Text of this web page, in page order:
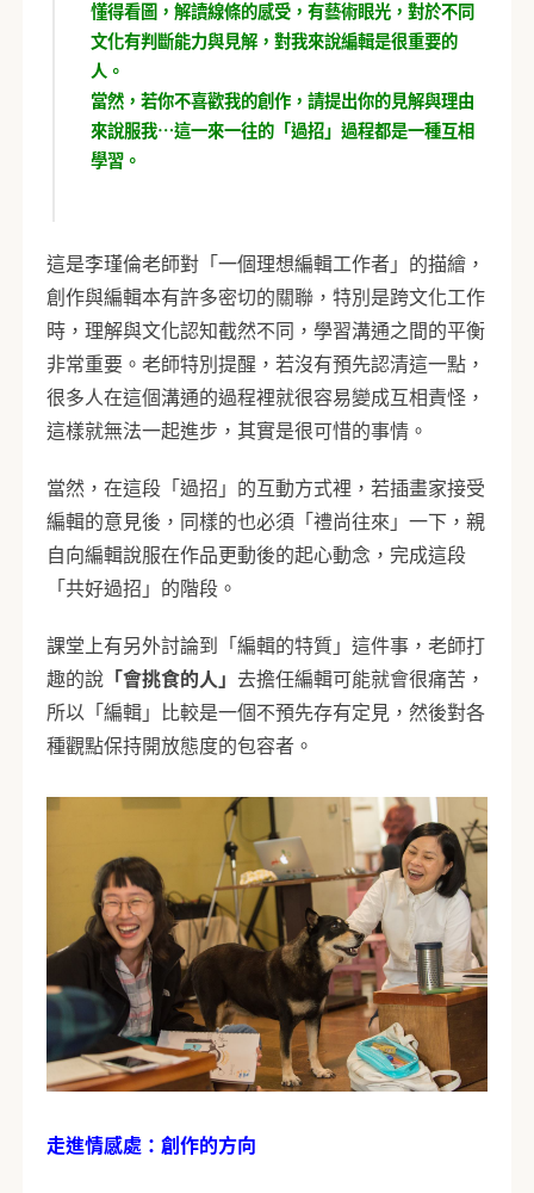
懂得看圖，解讀線條的感受，有藝術眼光，對於不同
文化有判斷能力與見解，對我來說編輯是很重要的
人。
當然，若你不喜歡我的創作，請提出你的見解與理由
來說服我…這一來一往的「過招」過程都是一種互相
學習。
這是李瑾倫老師對「一個理想編輯工作者」的描繪，
創作與編輯本有許多密切的關聯，特別是跨文化工作
時，理解與文化認知截然不同，學習溝通之間的平衡
非常重要。老師特別提醒，若沒有預先認清這一點，
很多人在這個溝通的過程裡就很容易變成互相責怪，
這樣就無法一起進步，其實是很可惜的事情。
當然，在這段「過招」的互動方式裡，若插畫家接受
編輯的意見後，同樣的也必須「禮尚往來」一下，親
自向編輯說服在作品更動後的起心動念，完成這段
「共好過招」的階段。
課堂上有另外討論到「編輯的特質」這件事，老師打
趣的說 「會挑食的人」去擔任編輯可能就會很痛苦，
所以「編輯」比較是一個不預先存有定見，然後對各
種觀點保持開放態度的包容者。
走進情感處：創作的方向